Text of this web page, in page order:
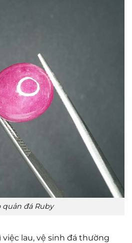
quản đá Ruby
lau, vệ sinh đá thường